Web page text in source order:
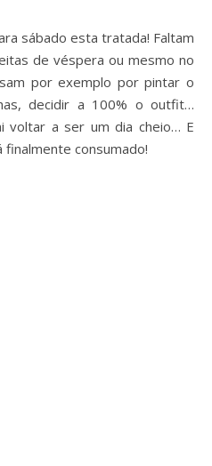
sábado esta tratada! Faltam
de véspera ou mesmo no
por exemplo por pintar o
decidir a 100% o outfit…
voltar a ser um dia cheio… E
consumado!